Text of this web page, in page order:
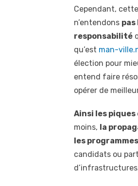
Cependant,
n’entendons pas
responsabilité
qu’est man-
élection pour
entend faire
opérer de
Ainsi les
moins, la
les
candidats ou